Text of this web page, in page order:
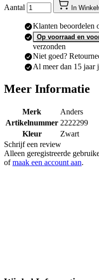
Aantal In
Klanten beoordelen
Op voorraad en
verzonden
Niet goed?
Al meer dan 15 jaar
Meer Informatie
Merk
Anders
Artikelnummer 2222299
Kleur
Zwart
Schrijf een review
Alleen geregistreerde
ofmaak een account aan.